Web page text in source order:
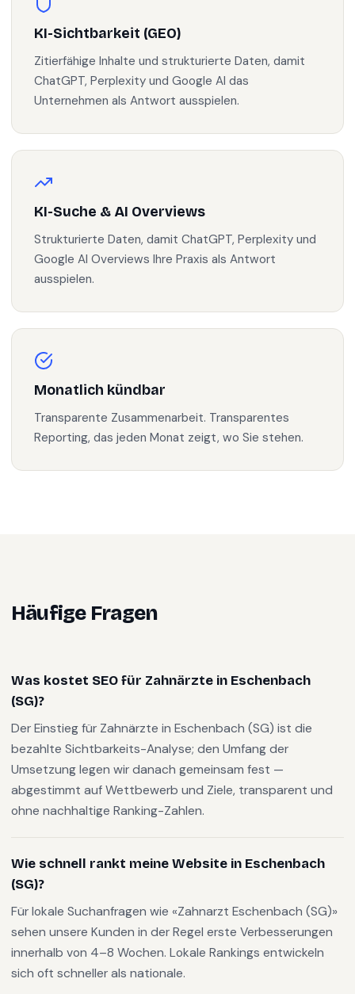
KI-Sichtbarkeit (GEO)
Zitierfähige Inhalte und strukturierte Daten, damit
ChatGPT, Perplexity und Google AI das
Unternehmen als Antwort ausspielen.
KI-Suche & AI Overviews
Strukturierte Daten, damit ChatGPT, Perplexity und
Google AI Overviews Ihre Praxis als Antwort
ausspielen.
Monatlich kündbar
Transparente Zusammenarbeit. Transparentes
Reporting, das jeden Monat zeigt, wo Sie stehen.
Häufige Fragen
Was kostet SEO für Zahnärzte in Eschenbach
(SG)?
Der Einstieg für Zahnärzte in Eschenbach (SG) ist die
bezahlte Sichtbarkeits-Analyse; den Umfang der
Umsetzung legen wir danach gemeinsam fest —
abgestimmt auf Wettbewerb und Ziele, transparent und
ohne nachhaltige Ranking-Zahlen.
Wie schnell rankt meine Website in Eschenbach
(SG)?
Für lokale Suchanfragen wie «Zahnarzt Eschenbach (SG)»
sehen unsere Kunden in der Regel erste Verbesserungen
innerhalb von 4–8 Wochen. Lokale Rankings entwickeln
sich oft schneller als nationale.